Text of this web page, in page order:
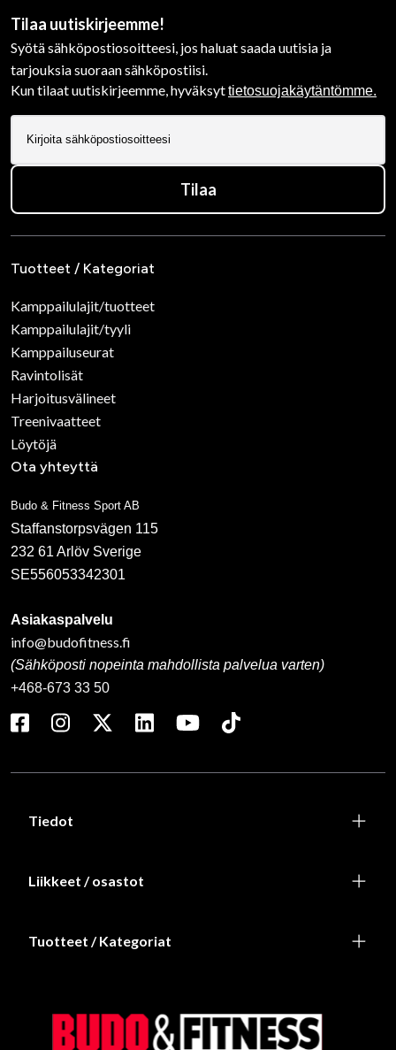
Tilaa uutiskirjeemme!
Syötä sähköpostiosoitteesi, jos haluat saada uutisia ja
tarjouksia suoraan sähköpostiisi.
Kun tilaat uutiskirjeemme, hyväksyttietosuojakäytäntömme.
Tilaa
Tuotteet / Kategoriat
Kamppailulajit/tuotteet
Kamppailulajit/tyyli
Kamppailuseurat
Ravintolisät
Harjoitusvälineet
Treenivaatteet
Löytöjä
Ota yhteyttä
Budo & Fitness Sport AB
Staffanstorpsvägen 115
232 61 Arlöv Sverige
SE556053342301
Asiakaspalvelu
info@budofitness.fi
(Sähköposti nopeinta mahdollista palvelua varten)
+468-673 33 50
Tiedot
Liikkeet / osastot
Tuotteet / Kategoriat